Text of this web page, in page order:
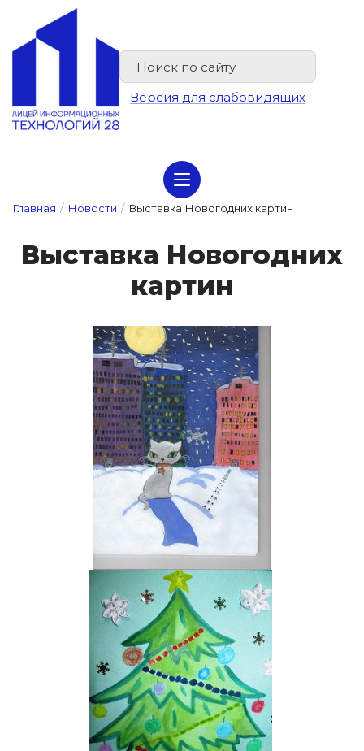
Версия для слабовидящих
Главная / Новости / Выставка Новогодних картин
Выс­тавка Но­во­год­них
кар­тин